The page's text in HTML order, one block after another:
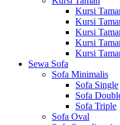
Kursi
Kursi
Kursi
Kursi
Kursi
Sewa Sofa
Sofa Minimalis
Sofa Single
Sofa
Sofa Triple
Sofa Oval